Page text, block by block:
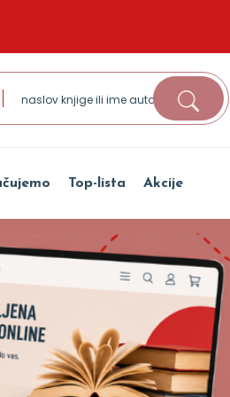
Top-lista Akcije